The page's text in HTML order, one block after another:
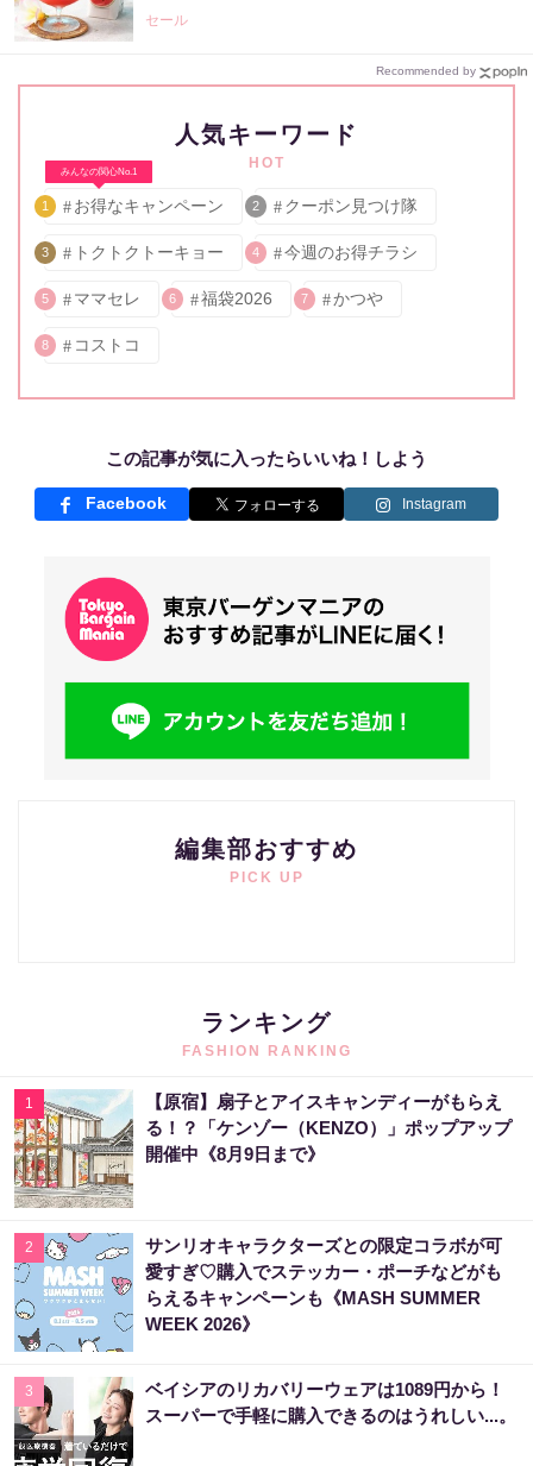
セール
Recommended by
人気キーワード
HOT
みんなの関心No.1
1 お得なキャンペーン 2 クーポン見つけ隊
3 トクトクトーキョー 4 今週のお得チラシ
5 ママセレ 6 福袋2026 7 かつや
8 コストコ
この記事が気に入ったらいいね！しよう
Facebook Instagram
編集部おすすめ
PICK UP
ランキング
FASHION RANKING
1
【原宿】扇子とアイスキャンディーがもらえ
る！？「ケンゾー（KENZO）」ポップアップ
開催中《8月9日まで》
2
サンリオキャラクターズとの限定コラボが可
愛すぎ♡購入でステッカー・ポーチなどがも
らえるキャンペーンも《MASH SUMMER
WEEK 2026》
3
ベイシアのリカバリーウェアは1089円から！
スーパーで手軽に購入できるのはうれしい...。